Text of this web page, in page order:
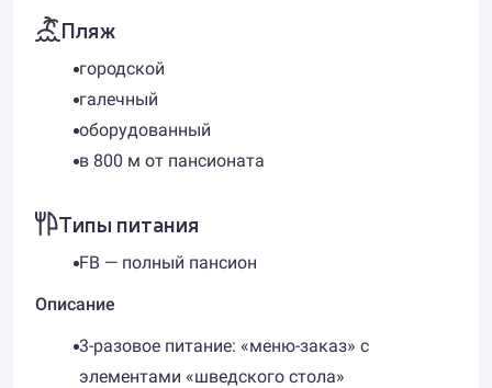
Пляж
городской
галечный
оборудованный
в 800 м от пансионата
Типы питания
FB — полный пансион
Описание
3-разовое питание: «меню-заказ» c
элементами «шведского стола»